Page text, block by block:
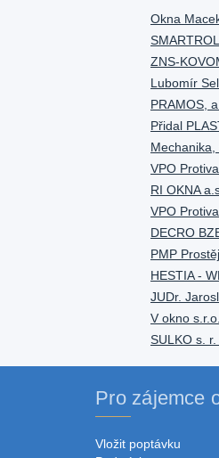
Okna
ZNS-
Lubomír
PRAMOS,
Přidal
Mechanika,
VPO
RI OKNA
VPO
DECRO
PMP
HESTIA -
JUDr.
V okno s.r.o.
SULKO s. r.
Pro zájemce
Vložit poptávku